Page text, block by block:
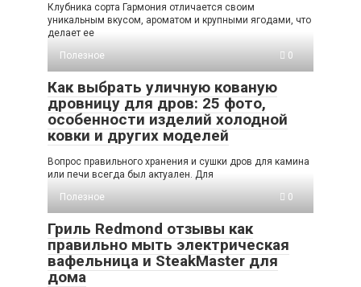
Клубника сорта Гармония отличается своим
уникальным вкусом, ароматом и крупными ягодами, что
делает ее
Полезное
0
Как выбрать уличную кованую
дровницу для дров: 25 фото,
особенности изделий холодной
ковки и других моделей
Вопрос правильного хранения и сушки дров для камина
или печи всегда был актуален. Для
Полезное
0
Гриль Redmond отзывы как
правильно мыть электрическая
вафельница и SteakMaster для
дома